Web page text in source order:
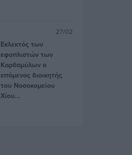
27/02
Εκλεκτός των
εφοπλιστών των
Καρδαμύλων ο
επόμενος διοικητής
του Νοσοκομείου
Χίου...